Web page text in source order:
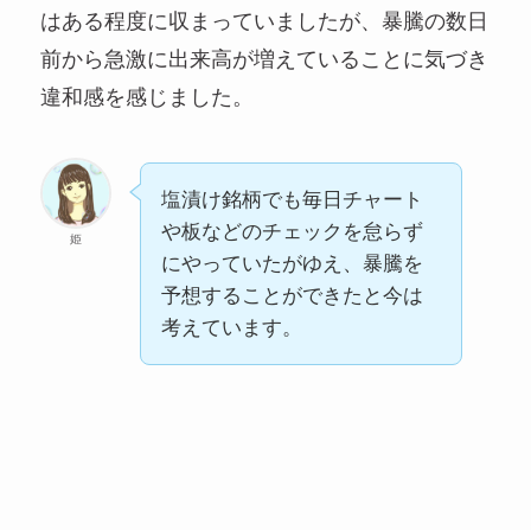
はある程度に収まっていましたが、暴騰の数日
前から急激に出来高が増えていることに気づき
違和感を感じました。
姫
塩漬け銘柄でも毎日チャート
や板などのチェックを怠らず
にやっていたがゆえ、暴騰を
予想することができたと今は
考えています。